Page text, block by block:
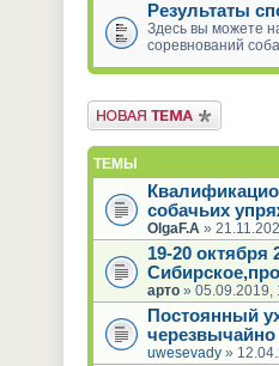
Результаты
Здесь вы можете
соревнований
Новая тема
ТЕМЫ
собачьих
OlgaF.A »
19-20 октября
арто» 05.09.2019,
Постоянный
черезвычайно
uwesevady»